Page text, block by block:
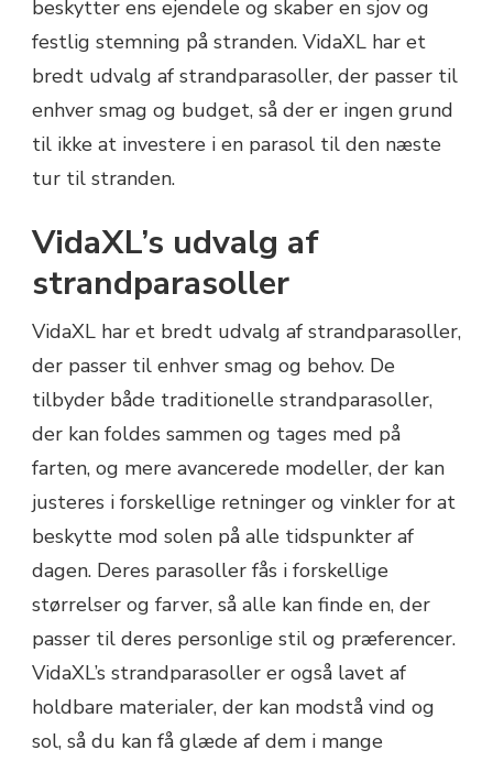
beskytter ens ejendele og skaber en sjov og
festlig stemning på stranden. VidaXL har et
bredt udvalg af strandparasoller, der passer til
enhver smag og budget, så der er ingen grund
til ikke at investere i en parasol til den næste
tur til stranden.
VidaXL’s udvalg af
strandparasoller
VidaXL har et bredt udvalg af strandparasoller,
der passer til enhver smag og behov. De
tilbyder både traditionelle strandparasoller,
der kan foldes sammen og tages med på
farten, og mere avancerede modeller, der kan
justeres i forskellige retninger og vinkler for at
beskytte mod solen på alle tidspunkter af
dagen. Deres parasoller fås i forskellige
størrelser og farver, så alle kan finde en, der
passer til deres personlige stil og præferencer.
VidaXL’s strandparasoller er også lavet af
holdbare materialer, der kan modstå vind og
sol, så du kan få glæde af dem i mange